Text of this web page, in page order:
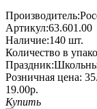
Производитель:
Артикул:63.601.00
Наличие:140 шт.
Количество в
Праздник:
Розничная цена:
19.00р.
Купить